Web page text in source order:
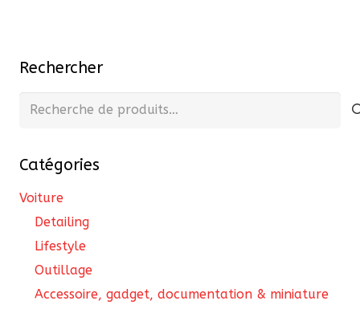
Rechercher
Recherche
Catégories
Voiture
Detailing
Lifestyle
Outillage
Accessoire, gadget, documentation & miniature